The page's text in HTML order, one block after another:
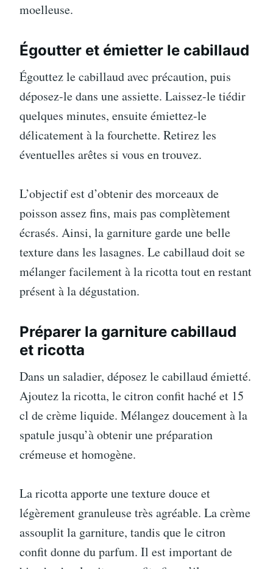
moelleuse.
Égoutter et émietter le cabillaud
Égouttez le cabillaud avec précaution, puis
déposez-le dans une assiette. Laissez-le tiédir
quelques minutes, ensuite émiettez-le
délicatement à la fourchette. Retirez les
éventuelles arêtes si vous en trouvez.
L’objectif est d’obtenir des morceaux de
poisson assez fins, mais pas complètement
écrasés. Ainsi, la garniture garde une belle
texture dans les lasagnes. Le cabillaud doit se
mélanger facilement à la ricotta tout en restant
présent à la dégustation.
Préparer la garniture cabillaud
et ricotta
Dans un saladier, déposez le cabillaud émietté.
Ajoutez la ricotta, le citron confit haché et 15
cl de crème liquide. Mélangez doucement à la
spatule jusqu’à obtenir une préparation
crémeuse et homogène.
La ricotta apporte une texture douce et
légèrement granuleuse très agréable. La crème
assouplit la garniture, tandis que le citron
confit donne du parfum. Il est important de